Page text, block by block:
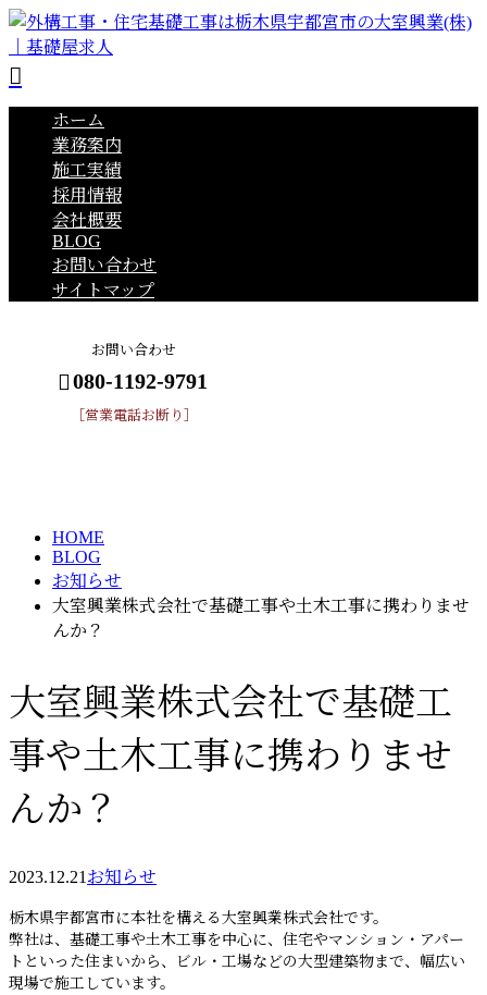
ホーム
業務案内
施工実績
採用情報
会社概要
BLOG
お問い合わせ
サイトマップ
お問い合わせ
080-1192-9791
［営業電話お断り］
HOME
BLOG
お知らせ
大室興業株式会社で基礎工事や土木工事に携わりませ
んか？
大室興業株式会社で基礎工
事や土木工事に携わりませ
んか？
2023.12.21お知らせ
栃木県宇都宮市に本社を構える大室興業株式会社です。
弊社は、基礎工事や土木工事を中心に、住宅やマンション・アパー
トといった住まいから、ビル・工場などの大型建築物まで、幅広い
現場で施工しています。